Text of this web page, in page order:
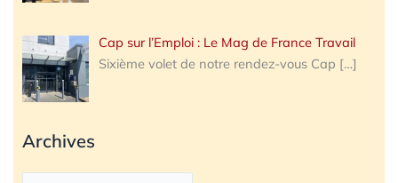
Cap sur l’Emploi : Le Mag de France Travail
Sixième volet de notre rendez-vous Cap […]
Archives